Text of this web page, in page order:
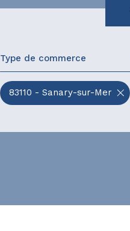
Type de commerce
83110 - Sanary-sur-Mer